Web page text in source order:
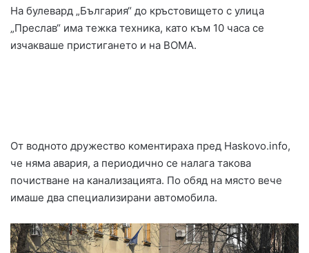
На булевард „България“ до кръстовището с улица
„Преслав“ има тежка техника, като към 10 часа се
изчакваше пристигането и на ВОМА.
От водното дружество коментираха пред Haskovo.info,
че няма авария, а периодично се налага такова
почистване на канализацията. По обяд на място вече
имаше два специализирани автомобила.